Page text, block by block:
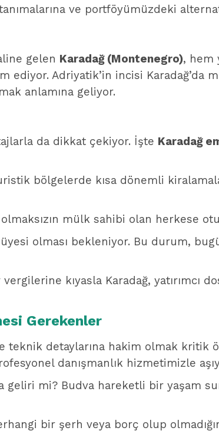
tanımalarına ve portföyümüzdeki
gelen Karadağ (Montenegro), hem
ediyor. Adriyatik’in incisi
anlamına geliyor.
da dikkat çekiyor. İşte Karadağ
bölgelerde kısa dönemli
olmaksızın mülk sahibi olan herkese
üyesi olması bekleniyor. Bu durum,
kıyasla Karadağ, yatırımcı
Gerekenler
detaylarına hakim olmak kritik
danışmanlık hizmetimizle
geliri mi? Budva hareketli bir yaşam
bir şerh veya borç olup